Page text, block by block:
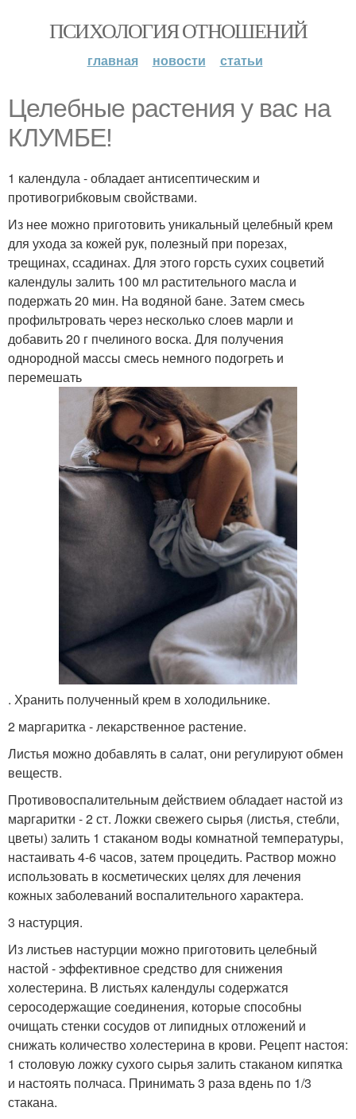
ПСИХОЛОГИЯ ОТНОШЕНИЙ
главная новости статьи
Целебные растения у вас на
КЛУМБЕ!
1 календула - обладает антисептическим и
противогрибковым свойствами.
Из нее можно приготовить уникальный целебный крем
для ухода за кожей рук, полезный при порезах,
трещинах, ссадинах. Для этого горсть сухих соцветий
календулы залить 100 мл растительного масла и
подержать 20 мин. На водяной бане. Затем смесь
профильтровать через несколько слоев марли и
добавить 20 г пчелиного воска. Для получения
однородной массы смесь немного подогреть и
перемешать
. Хранить полученный крем в холодильнике.
2 маргаритка - лекарственное растение.
Листья можно добавлять в салат, они регулируют обмен
веществ.
Противовоспалительным действием обладает настой из
маргаритки - 2 ст. Ложки свежего сырья (листья, стебли,
цветы) залить 1 стаканом воды комнатной температуры,
настаивать 4-6 часов, затем процедить. Раствор можно
использовать в косметических целях для лечения
кожных заболеваний воспалительного характера.
3 настурция.
Из листьев настурции можно приготовить целебный
настой - эффективное средство для снижения
холестерина. В листьях календулы содержатся
серосодержащие соединения, которые способны
очищать стенки сосудов от липидных отложений и
снижать количество холестерина в крови. Рецепт настоя:
1 столовую ложку сухого сырья залить стаканом кипятка
и настоять полчаса. Принимать 3 раза вдень по 1/3
стакана.